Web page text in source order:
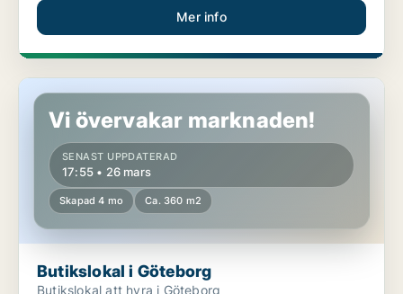
Mer info
Butikslokal i Göteborg
Vi övervakar marknaden!
SENAST UPPDATERAD
17:55 • 26 mars
Skapad 4 mo Ca. 360 m2
Butikslokal i Göteborg
Butikslokal att hyra i Göteborg